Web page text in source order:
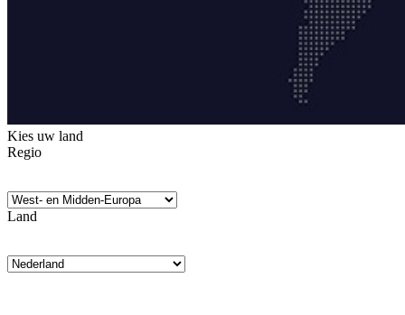
Kies uw land
Regio
Land